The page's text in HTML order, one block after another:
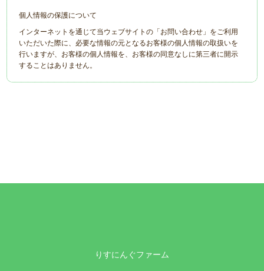
個人情報の保護について
インターネットを通じて当ウェブサイトの「お問い合わせ」をご利用
いただいた際に、必要な情報の元となるお客様の個人情報の取扱いを
行いますが、お客様の個人情報を、お客様の同意なしに第三者に開示
することはありません。
りすにんぐファーム